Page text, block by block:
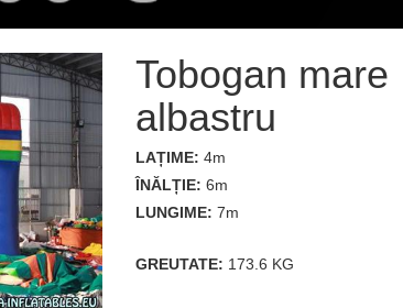
Tobogan mare
albastru
LAȚIME: 4m
ÎNĂLȚIE: 6m
LUNGIME: 7m
GREUTATE: 173.6 KG